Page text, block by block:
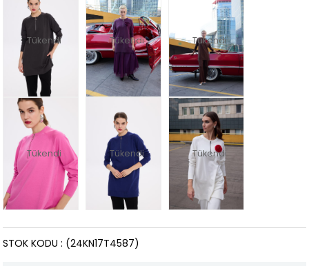
Tükendi Tükendi Tükendi
Tükendi Tükendi Tükendi
(24KN17T4587)
STOK KODU